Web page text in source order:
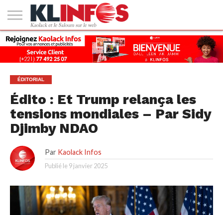
#2
(PAS
DE
TITRE)
KAOLACK
POLITIQUE
ECONOMIE
SOCIÉTÉ
CULTURE
PEOPLE
SPORT
SANTÉ
AFRIQUE
INTERNATIONAL
EMPLOI &
FORMATION
ÉDITORIAL
Édito : Et Trump relança les
tensions mondiales – Par Sidy
Djimby NDAO
Par Kaolack Infos
Publié le 9 janvier 2025